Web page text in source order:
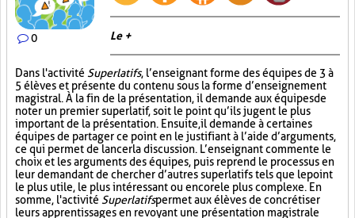
0 Le +
Dans l'activité Superlatifs, l’enseignant forme des équipes de 3 à
5 élèves et présente du contenu sous la forme d’enseignement
magistral. À la fin de la présentation, il demande aux équipes de
noter un premier superlatif, soit le point qu’ils jugent le plus
important de la présentation. Ensuite, il demande à certaines
équipes de partager ce point en le justifiant à l’aide d’arguments,
ce qui permet de lancer la discussion. L’enseignant commente le
choix et les arguments des équipes, puis reprend le processus en
leur demandant de chercher d’autres superlatifs tels que le point
le plus utile, le plus intéressant ou encore le plus complexe. En
somme, l'activité Superlatifspermet aux élèves de concrétiser
leurs apprentissages en revoyant une présentation magistrale